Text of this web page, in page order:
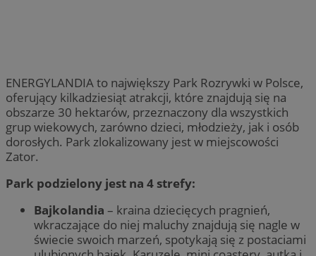
ENERGYLANDIA to największy Park Rozrywki w Polsce,
oferujący kilkadziesiąt atrakcji, które znajdują się na
obszarze 30 hektarów, przeznaczony dla wszystkich
grup wiekowych, zarówno dzieci, młodzieży, jak i osób
dorosłych. Park zlokalizowany jest w miejscowości
Zator.
Park podzielony jest na 4 strefy:
Bajkolandia – kraina dziecięcych pragnień,
wkraczające do niej maluchy znajdują się nagle w
świecie swoich marzeń, spotykają się z postaciami